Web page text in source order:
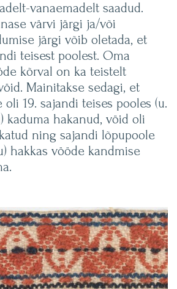
vanaemadelt saadud.
värvi järgi ja/või
järgi võib oletada, et
teisest poolest. Oma
kõrval on ka teistelt
Mainitakse sedagi, et
19. sajandi teises pooles (u.
kaduma hakanud, vöid oli
ning sajandi lõpupoole
hakkas vööde kandmise